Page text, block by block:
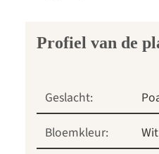
Profiel van de
Geslacht:
Bloemkleur:
Wit